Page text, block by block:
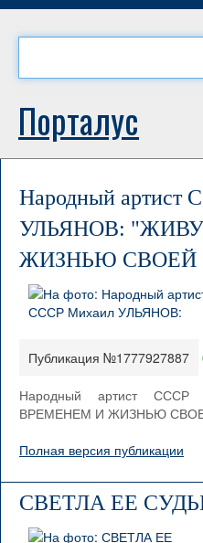
Порталус
Народный артист
УЛЬЯНОВ:
ЖИЗНЬЮ СВОЕЙ
Публикация №1777927887
Народный артист
ВРЕМЕНЕМ И ЖИЗНЬЮ
Полная версия публикации
СВЕТЛА ЕЕ